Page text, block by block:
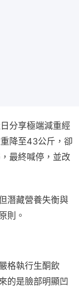
分享極端減重經
降至43公斤，卻
最終喊停，並改
潛藏營養失衡與
則。
格執行生酮飲
的是臉部明顯凹